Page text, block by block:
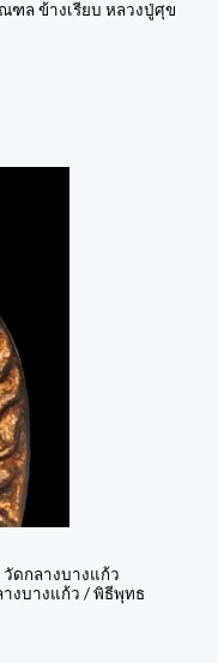
ฑล ข้างเรียบ หลวงปู่ศุข
วัดกลางบางแก้ว
งบางแก้ว / พิธีพุทธ